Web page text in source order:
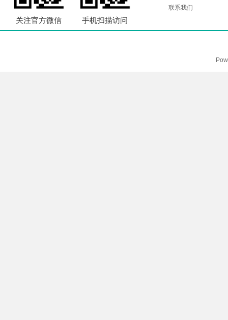
关注官方微信 手机扫描访问
联系我们